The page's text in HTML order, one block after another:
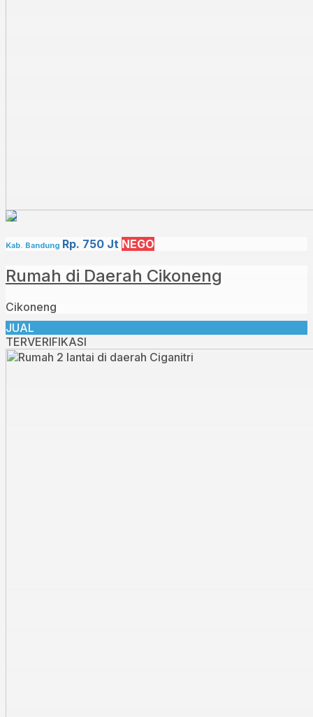
Kab. Bandung Rp. 750 Jt NEGO
Rumah di Daerah Cikoneng
Cikoneng
JUAL
TERVERIFIKASI